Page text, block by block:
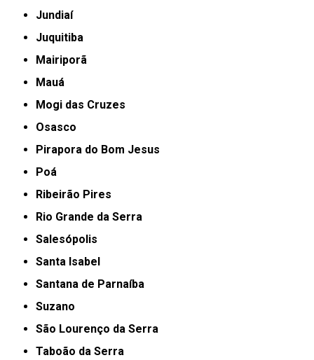
Jundiaí
Juquitiba
Mairiporã
Mauá
Mogi das Cruzes
Osasco
Pirapora do Bom Jesus
Poá
Ribeirão Pires
Rio Grande da Serra
Salesópolis
Santa Isabel
Santana de Parnaíba
Suzano
São Lourenço da Serra
Taboão da Serra